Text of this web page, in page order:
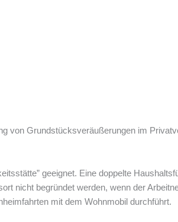
von Grundstücksveräußerungen im
geeignet. Eine doppelte
nicht begründet werden, wenn der
mit dem Wohnmobil durchführt.